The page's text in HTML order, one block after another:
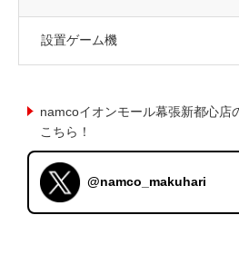
設置ゲーム機
namcoイオンモール幕張新都心店
こちら！
@namco_makuhari